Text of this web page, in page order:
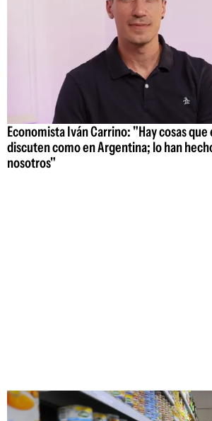
Economista Iván Carrino: "Hay cosas que
discuten como en Argentina; lo han
nosotros"